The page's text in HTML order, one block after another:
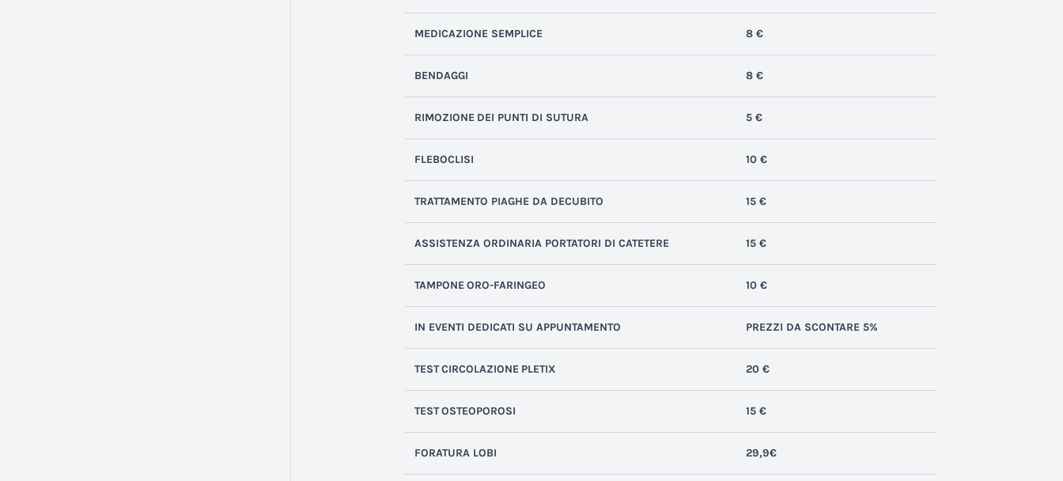
MEDICAZIONE SEMPLICE 8 €
BENDAGGI 8 €
RIMOZIONE DEI PUNTI DI SUTURA 5 €
FLEBOCLISI 10 €
TRATTAMENTO PIAGHE DA DECUBITO 15 €
ASSISTENZA ORDINARIA PORTATORI DI CATETERE 15 €
TAMPONEORO-FARINGEO 10 €
IN EVENTI DEDICATI SU APPUNTAMENTO PREZZI DA SCONTARE 5%
TESTCIRCOLAZIONE PLETIX 20 €
TESTOSTEOPOROSI 15 €
FORATURA LOBI 29,9€